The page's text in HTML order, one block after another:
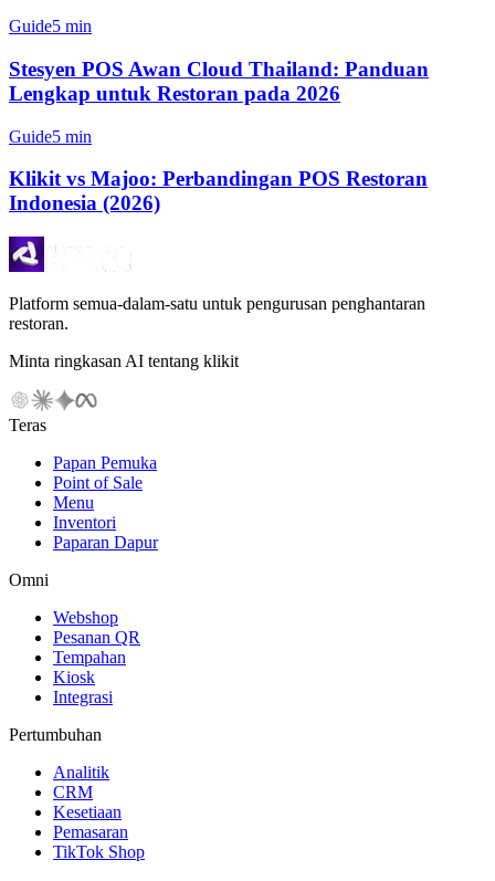
Guide5 min
Stesyen POS Awan Cloud Thailand: Panduan
Lengkap untuk Restoran pada 2026
Guide5 min
Klikit vs Majoo: Perbandingan POS Restoran
Indonesia (2026)
Platform semua-dalam-satu untuk pengurusan penghantaran
restoran.
Minta ringkasan AI tentang klikit
Teras
Papan Pemuka
Point of Sale
Menu
Inventori
Paparan Dapur
Omni
Webshop
Pesanan QR
Tempahan
Kiosk
Integrasi
Pertumbuhan
Analitik
CRM
Kesetiaan
Pemasaran
TikTok Shop